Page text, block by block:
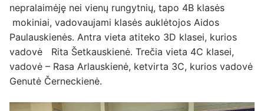
nepralaimėję nei vienų rungytnių, tapo 4B klasės
mokiniai, vadovaujami klasės auklėtojos Aidos
Paulauskienės. Antra vieta atiteko 3D klasei, kurios
vadovė Rita Šetkauskienė. Trečia vieta 4C klasei,
vadovė – Rasa Arlauskienė, ketvirta 3C, kurios vadovė
Genutė Černeckienė.